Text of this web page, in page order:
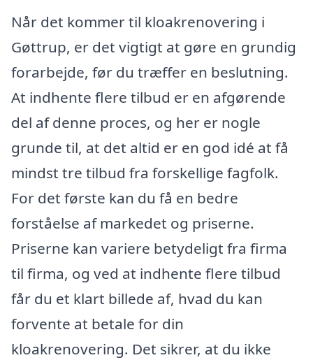
Når det kommer til kloakrenovering i
Gøttrup, er det vigtigt at gøre en grundig
forarbejde, før du træffer en beslutning.
At indhente flere tilbud er en afgørende
del af denne proces, og her er nogle
grunde til, at det altid er en god idé at få
mindst tre tilbud fra forskellige fagfolk.
For det første kan du få en bedre
forståelse af markedet og priserne.
Priserne kan variere betydeligt fra firma
til firma, og ved at indhente flere tilbud
får du et klart billede af, hvad du kan
forvente at betale for din
kloakrenovering. Det sikrer, at du ikke